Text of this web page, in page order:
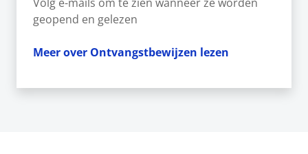
geopend en gelezen
Meer over Ontvangstbewijzen lezen